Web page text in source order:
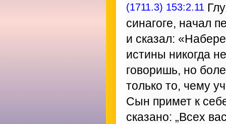
(1711.3) 153:2.11
синагоге, начал
и сказал:
истины никогда
говоришь, но
только то, чему
Сын примет к
сказано: „Всех